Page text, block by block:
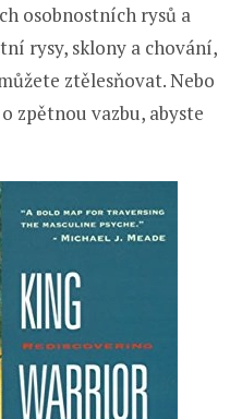
osobnostních rysů a
rysy, sklony a chování,
ztělesňovat. Nebo
zpětnou vazbu, abyste